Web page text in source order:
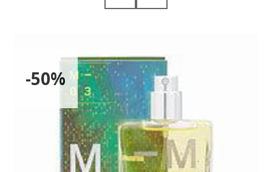
-50%